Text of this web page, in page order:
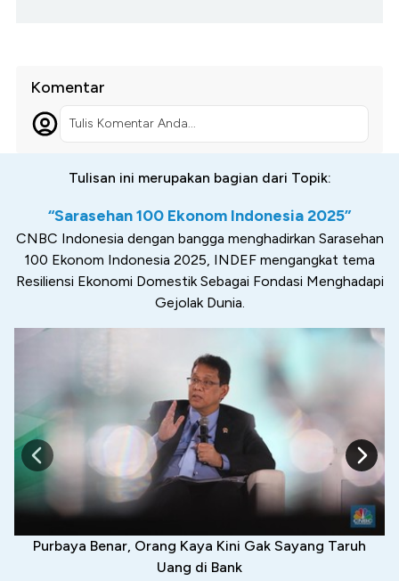
Komentar
Tulis Komentar Anda...
Tulisan ini merupakan bagian dari Topik:
“Sarasehan 100 Ekonom Indonesia 2025”
CNBC Indonesia dengan bangga menghadirkan Sarasehan
100 Ekonom Indonesia 2025, INDEF mengangkat tema
Resiliensi Ekonomi Domestik Sebagai Fondasi Menghadapi
Gejolak Dunia.
Purbaya Benar, Orang Kaya Kini Gak Sayang Taruh
Uang di Bank